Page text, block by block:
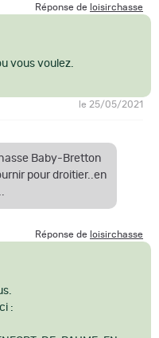
Réponse de loisirchasse
vous voulez.
le 25/05/2021
Baby-Bretton
pour droitier..en
Réponse de loisirchasse
: